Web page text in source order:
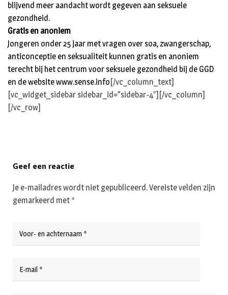
blijvend meer aandacht wordt gegeven aan seksuele
gezondheid.
Gratis en anoniem
Jongeren onder 25 jaar met vragen over soa, zwangerschap,
anticonceptie en seksualiteit kunnen gratis en anoniem
terecht bij het centrum voor seksuele gezondheid bij de GGD
en de websitewww.sense.info [/vc_column_text]
[vc_widget_sidebar sidebar_id=”sidebar-4″][/vc_column]
[/vc_row]
Geef een reactie
Je e-mailadres wordt niet gepubliceerd.Vereiste velden zijn
gemarkeerd met *